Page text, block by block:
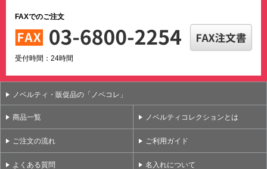
FAXでのご注文
受付時間：24時間
ノベルティ・販促品の「ノベコレ」
商品一覧 ノベルティコレクションとは
ご注文の流れ ご利用ガイド
よくある質問 名入れについて